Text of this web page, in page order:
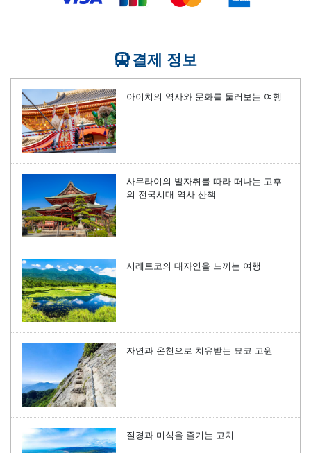
결제 정보
아이치의 역사와 문화를 둘러보는 여행
사무라이의 발자취를 따라 떠나는 고후
의 전국시대 역사 산책
시레토코의 대자연을 느끼는 여행
자연과 온천으로 치유받는 묘코 고원
절경과 미식을 즐기는 고치